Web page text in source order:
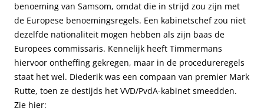
benoeming van Samsom, omdat die in strijd zou zijn met
de Europese benoemingsregels. Een kabinetschef zou niet
dezelfde nationaliteit mogen hebben als zijn baas de
Europees commissaris. Kennelijk heeft Timmermans
hiervoor ontheffing gekregen, maar in de procedureregels
staat het wel. Diederik was een compaan van premier Mark
Rutte, toen ze destijds het VVD/PvdA-kabinet smeedden.
Zie hier: